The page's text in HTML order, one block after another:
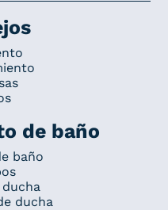
de baño
baño
ducha